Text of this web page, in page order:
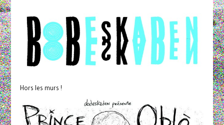
Hors les murs !